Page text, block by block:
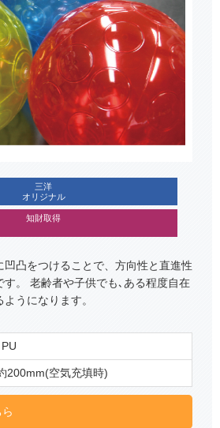
三洋
オリジナル
知財取得
凹凸をつけることで、方向性と直進性
す。 老齢者や子供でも､ある程度自在
うになります。
200mm(空気充填時)